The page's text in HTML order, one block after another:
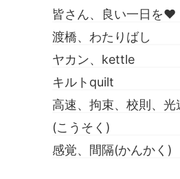
皆さん、良い一日を❤
渡橋、わたりばし
ヤカン、kettle
キルトquilt
高速、拘束、校則、光
(こうそく)
感覚、間隔(かんかく)